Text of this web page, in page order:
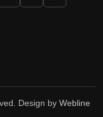
Design by Webline